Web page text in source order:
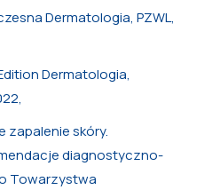
Dermatologia, PZWL,
Dermatologia,
zapalenie skóry.
diagnostyczno-
Towarzystwa